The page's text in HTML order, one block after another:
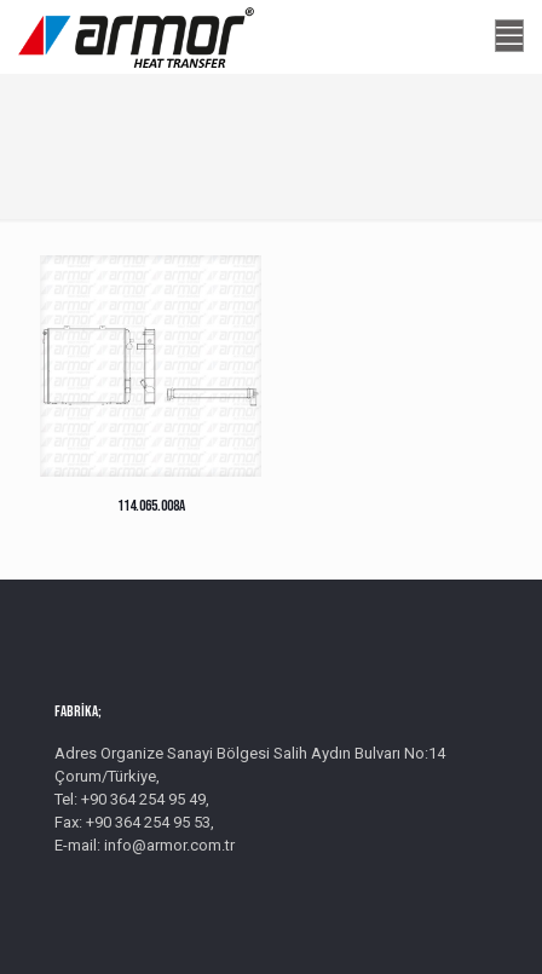
114.065.008A
Fabrika;
Adres Organize Sanayi Bölgesi Salih Aydın Bulvarı No:14
Çorum/Türkiye,
Tel: +90 364 254 95 49,
Fax: +90 364 254 95 53,
E-mail: info@armor.com.tr